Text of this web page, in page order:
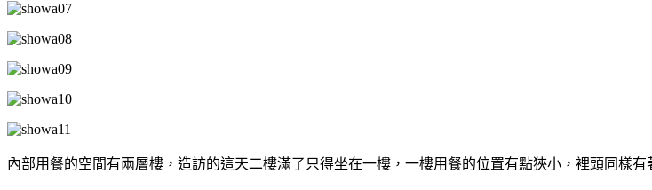
內部用餐的空間有兩層樓，造訪的這天二樓滿了只得坐在一樓，一樓用餐的位置有點狹小，裡頭同樣